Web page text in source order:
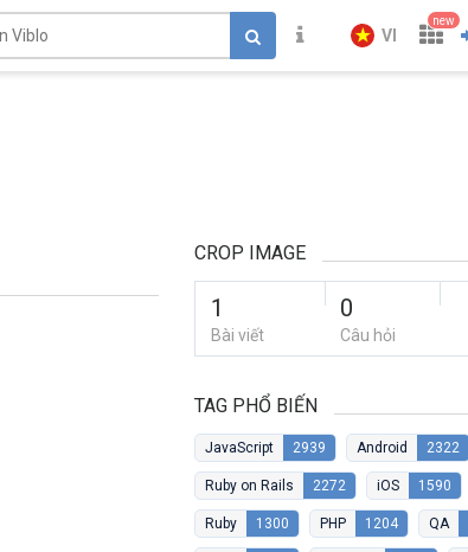
VI
new
CROP IMAGE
1
Bài viết
0
Câu hỏi
TAG PHỔ BIẾN
JavaScript 2939 Android 2322
Ruby on Rails 2272 iOS 1590
Ruby 1300 PHP 1204 QA